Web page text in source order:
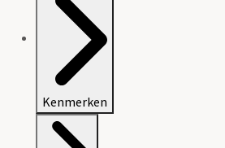
Kenmerken